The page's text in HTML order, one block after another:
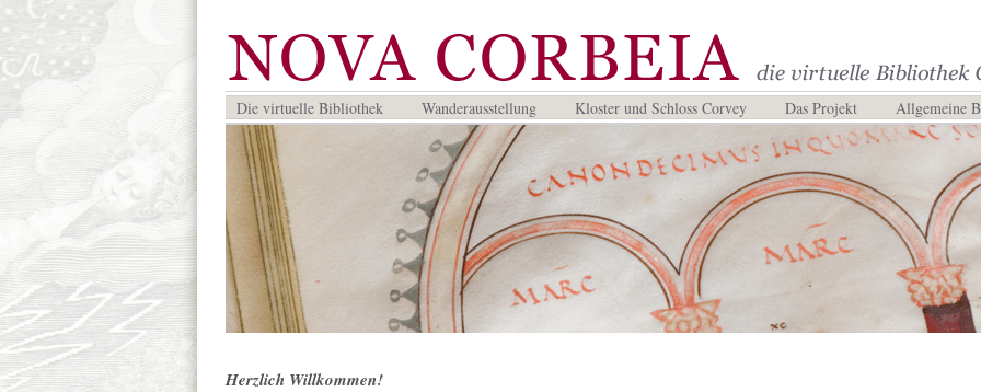
Die virtuelle Bibliothek Wanderausstellung Kloster und Schloss Corvey Das Projekt Allgemeine
Herzlich Willkommen!